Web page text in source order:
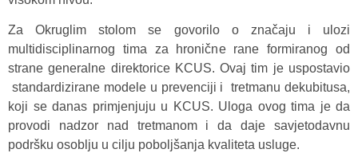
Za Okruglim stolom se govorilo o značaju i ulozi
multidisciplinarnog tima za hronične rane formiranog od
strane generalne direktorice KCUS. Ovaj tim je uspostavio
standardizirane modele u prevenciji i tretmanu dekubitusa,
koji se danas primjenjuju u KCUS. Uloga ovog tima je da
provodi nadzor nad tretmanom i da daje savjetodavnu
podršku osoblju u cilju poboljšanja kvaliteta usluge.